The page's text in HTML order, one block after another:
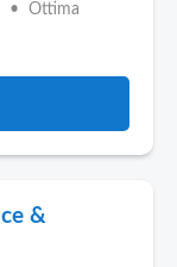
• Ottima
&